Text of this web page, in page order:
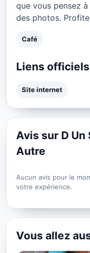
que vous pensez
des photos.
Café
Liens officiels
Site internet
Avis sur D Un
Autre
Aucun avis pour le
votre expérience.
Vous allez